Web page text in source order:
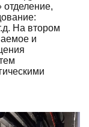
На втором
и